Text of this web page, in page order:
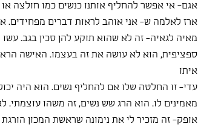
אגם- אי אפשר להחליף אותנו כנשים כמו חולצה או
ארז לאלמה ש- אני אוהב לראות דברים מפחידים.
מאיה לגאיה- זה לא שהוא תוקע להן סכין בגב.
ספציפית, הוא לא עושה את זה בעצמו. האישה
איתו
עדי- זו החלטה שלו אם להחליף נשים. הוא היה
מאמינים לו. הוא הרג שש נשים, זה משהו עוצמתי.
אופק- זה מזכיר לי את נימונה שראשת המכון